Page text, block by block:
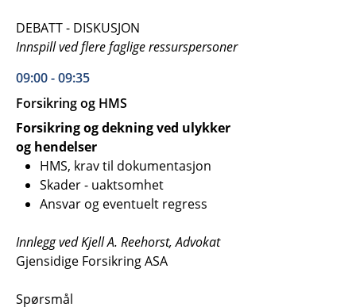
DEBATT - DISKUSJON
Innspill ved flere faglige ressurspersoner
09:00 - 09:35
Forsikring og HMS
Forsikring og dekning ved ulykker
og hendelser
HMS, krav til dokumentasjon
Skader - uaktsomhet
Ansvar og eventuelt regress
Innlegg ved Kjell A. Reehorst, Advokat
Gjensidige Forsikring ASA
Spørsmål